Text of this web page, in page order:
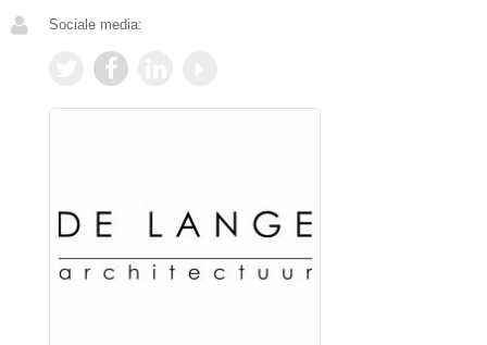
Sociale media: